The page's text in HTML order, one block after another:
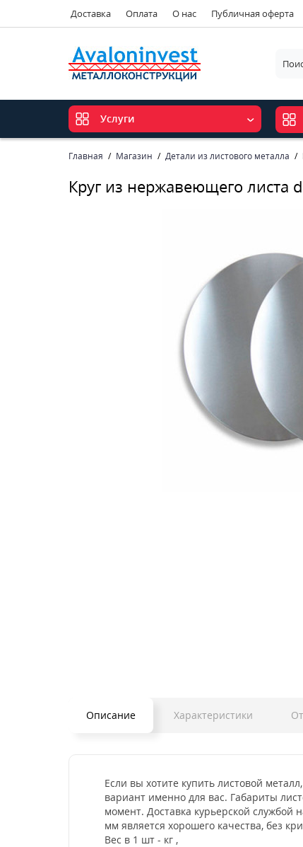
Доставка Оплата О нас Публичная оферта
Услуги
Главная Магазин Детали из листового металла
Круг из нержавеющего
Описание Характеристики
Если вы хотите купить листовой
вариант именно для вас. Габариты
момент. Доставка курьерской
мм является хорошего качества, без
Вес в 1 шт - кг ,